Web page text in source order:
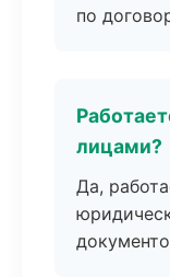
по
лицами?
Да,